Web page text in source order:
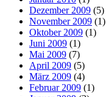
Dezember 2009 (5)
November 2009 (1)
Oktober 2009 (1)
Juni 2009 (1)
Mai 2009 (7)
April 2009 (5)
März 2009 (4)
Februar 2009 (1)